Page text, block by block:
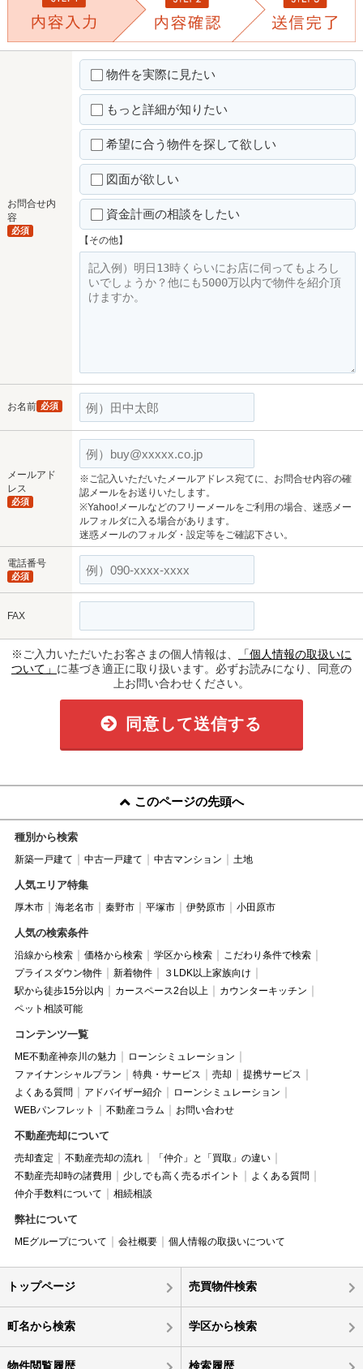
お問合せ内
容
必須
物件を実際に見たい
もっと詳細が知りたい
希望に合う物件を探して欲しい
図面が欲しい
資金計画の相談をしたい
【その他】
お名前 必須
メールアド
レス
必須
※ご記入いただいたメールアドレス宛てに、お問合せ内容の確
認メールをお送りいたします。
※Yahoo!メールなどのフリーメールをご利用の場合、迷惑メー
ルフォルダに入る場合があります。
迷惑メールのフォルダ・設定等をご確認下さい。
電話番号
必須
FAX
※ご入力いただいたお客さまの個人情報は、
「個人情報の取扱いに
ついて」 に基づき適正に取り扱います。必ずお読みになり、同意の
上お問い合わせください。
同意して送信する
このページの先頭へ
種別から検索
新築一戸建て 中古一戸建て 中古マンション 土地
人気エリア特集
厚木市 海老名市 秦野市 平塚市 伊勢原市 小田原市
人気の検索条件
沿線から検索 価格から検索 学区から検索
こだわり条件で検索
プライスダウン物件
新着物件
３LDK以上家族向け
駅から徒歩15分以内
カースペース2台以上
カウンターキッチン
ペット相談可能
コンテンツ一覧
ME不動産神奈川の魅力
ローンシミュレーション
ファイナンシャルプラン
特典・サービス 売却
提携サービス
よくある質問
アドバイザー紹介
ローンシミュレーション
WEBパンフレット
不動産コラム お問い合わせ
不動産売却について
売却査定 不動産売却の流れ
「仲介」と「買取」の違い
不動産売却時の諸費用
少しでも高く売るポイント
よくある質問
仲介手数料について
相続相談
弊社について
MEグループについて 会社概要 個人情報の取扱いについて
トップページ 売買物件検索
町名から検索 学区から検索
物件閲覧履歴 検索履歴